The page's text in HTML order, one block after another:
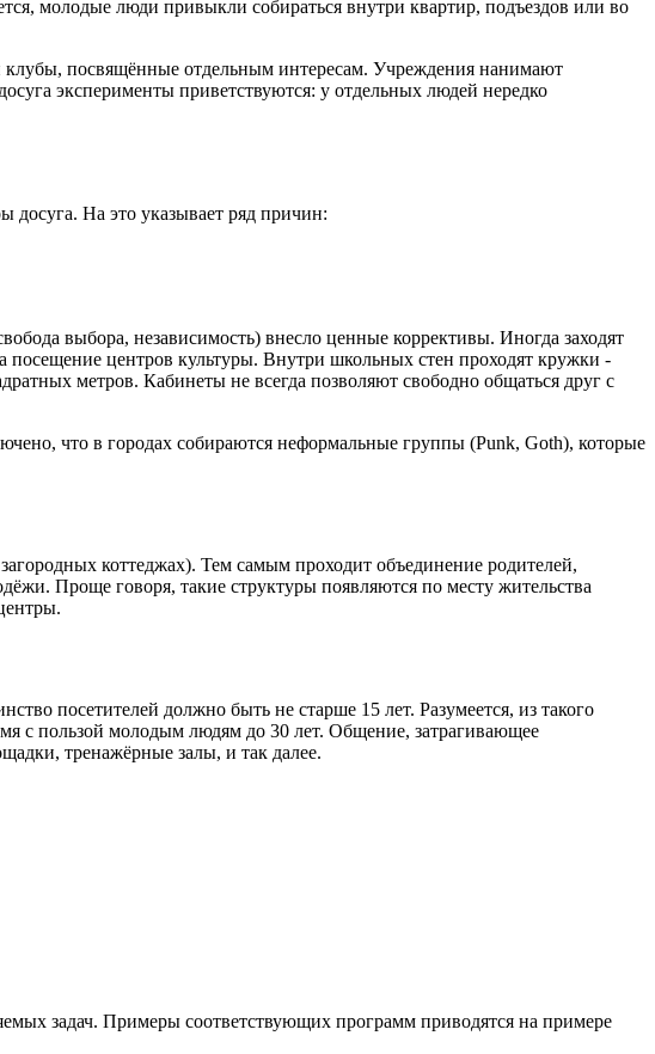
молодые люди привыкли собираться внутри квартир, подъездов или во
посвящённые отдельным интересам. Учреждения нанимают
эксперименты приветствуются: у отдельных людей нередко
досуга. На это указывает ряд причин:
выбора, независимость) внесло ценные коррективы. Иногда заходят
посещение центров культуры. Внутри школьных стен проходят кружки -
метров. Кабинеты не всегда позволяют свободно общаться друг с
что в городах собираются неформальные группы (Punk, Goth), которые
коттеджах). Тем самым проходит объединение родителей,
Проще говоря, такие структуры появляются по месту жительства
посетителей должно быть не старше 15 лет. Разумеется, из такого
с пользой молодым людям до 30 лет. Общение, затрагивающее
тренажёрные залы, и так далее.
задач. Примеры соответствующих программ приводятся на примере